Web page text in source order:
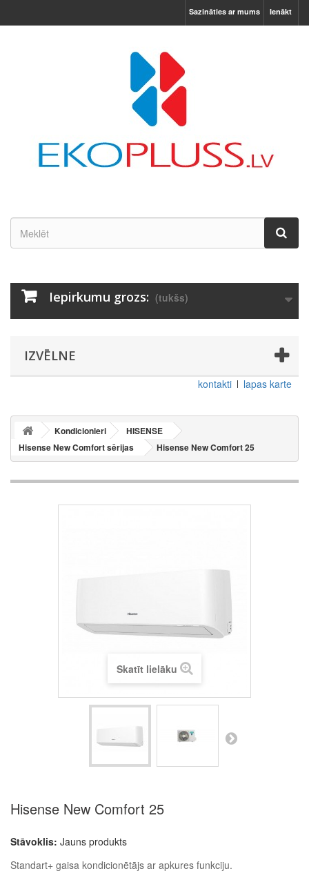
Ienākt
Sazināties ar mums
Iepirkumu grozs: (tukšs)
IZVĒLNE
kontakti lapas karte
Kondicionieri
HISENSE
Hisense New Comfort sērijas
Hisense New Comfort 25
Skatīt lielāku
Hisense New Comfort 25
Stāvoklis: Jauns produkts
Standart+ gaisa kondicionētājs ar apkures funkciju.